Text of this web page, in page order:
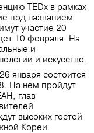
TEDx в рамках
под названием
участие 20
10 февраля. На
и
и искусство.
января состоится
На нем пройдут
глав
высоких гостей
Кореи.